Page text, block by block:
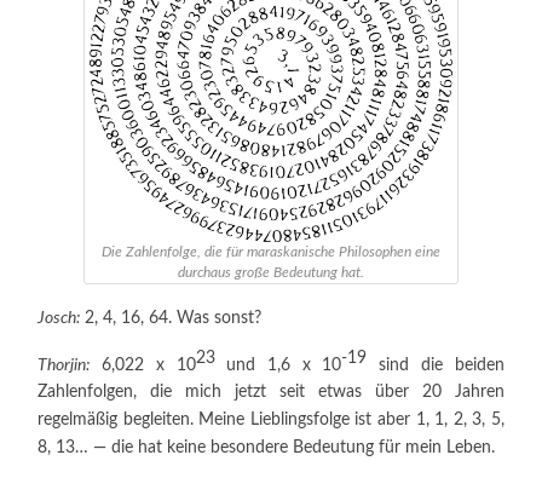
Die Zahlenfolge, die für maraskanische Philosophen eine
durchaus große Bedeutung hat.
Josch: 2, 4, 16, 64. Was sonst?
Thorjin: 6,022 x 1023und 1,6 x 10-19 sind die beiden
Zahlenfolgen, die mich jetzt seit etwas über 20 Jahren
regelmäßig begleiten. Meine Lieblingsfolge ist aber 1, 1, 2, 3, 5,
8, 13… — die hat keine besondere Bedeutung für mein Leben.